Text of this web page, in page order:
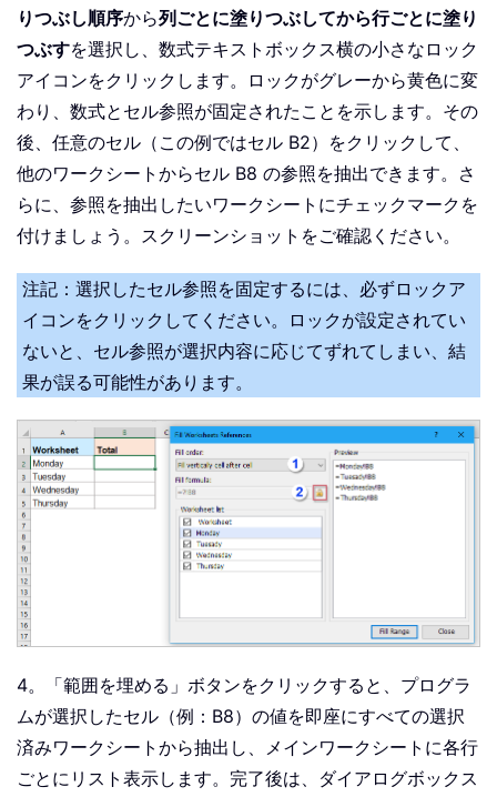
りつぶし順序から列ごとに塗りつぶしてから行ごとに塗り
つぶすを選択し、数式テキストボックス横の小さなロック
アイコンをクリックします。ロックがグレーから黄色に変
わり、数式とセル参照が固定されたことを示します。その
後、任意のセル（この例ではセル B2）をクリックして、
他のワークシートからセル B8 の参照を抽出できます。さ
らに、参照を抽出したいワークシートにチェックマークを
付けましょう。スクリーンショットをご確認ください。
注記：選択したセル参照を固定するには、必ずロックア
イコンをクリックしてください。ロックが設定されてい
ないと、セル参照が選択内容に応じてずれてしまい、結
果が誤る可能性があります。
4。「範囲を埋める」ボタンをクリックすると、プログラ
ムが選択したセル（例：B8）の値を即座にすべての選択
済みワークシートから抽出し、メインワークシートに各行
ごとにリスト表示します。完了後は、ダイアログボックス